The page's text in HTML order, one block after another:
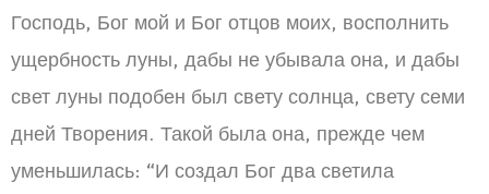
Господь, Бог мой и Бог отцов моих, восполнить
ущербность луны, дабы не убывала она, и дабы
свет луны подобен был свету солнца, свету семи
дней Творения. Такой была она, прежде чем
уменьшилась: “И создал Бог два светила